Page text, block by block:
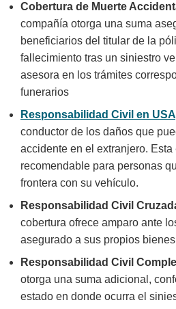
Cobertura de Muerte
compañía otorga una suma
beneficiarios del titular de la
fallecimiento tras un siniestro
asesora en los trámites
funerarios
Responsabilidad Civil en USA
conductor de los daños que
accidente en el extranjero. Esta
recomendable para personas
frontera con su vehículo.
Responsabilidad Civil
cobertura ofrece amparo ante
asegurado a sus propios
Responsabilidad Civil
otorga una suma adicional,
estado en donde ocurra el